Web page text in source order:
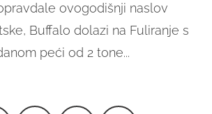
ovogodišnji naslov
Buffalo dolazi na Fuliranje s
peći od 2 tone...